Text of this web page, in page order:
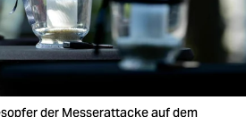
der Messerattacke auf dem